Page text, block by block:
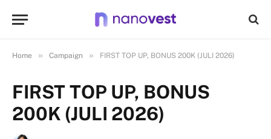
Home » Campaign » FIRST TOP UP, BONUS 200K (JULI 2026)
FIRST TOP UP, BONUS
200K (JULI 2026)